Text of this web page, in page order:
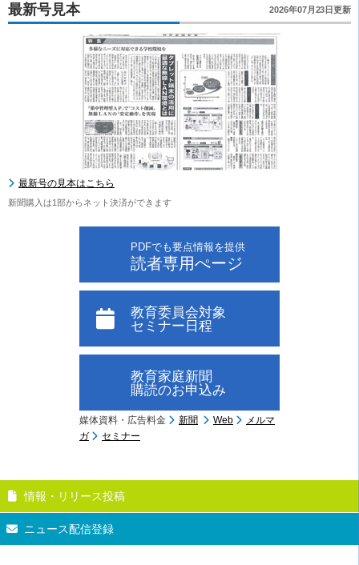
最新号見本 2026年07月23日更新
最新号の見本はこちら
新聞購入は1部からネット決済ができます
PDFでも要点情報を提供
読者専用ぺージ
教育委員会対象
セミナー日程
教育家庭新聞
購読のお申込み
媒体資料・広告料金 新聞 Web
メルマ
ガ
セミナー
情報・リリース投稿
ニュース配信登録